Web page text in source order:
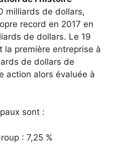
milliards de dollars,
record en 2017 en
de dollars. Le 19
la première entreprise à
de dollars de
action alors évaluée à
sont :
: 7,25 %